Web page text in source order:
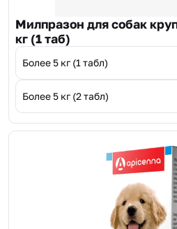
Милпразон для собак
кг (1 таб)
Более 5 кг (1 табл)
Более 5 кг (2 табл)